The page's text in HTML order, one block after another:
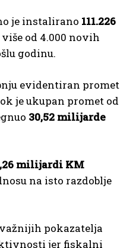
je instalirano 111.226
više od 4.000 novih
godinu.
evidentiran promet
je ukupan promet od
30,52 milijarde
milijardi KM
na isto razdoblje
pokazatelja
jer fiskalni